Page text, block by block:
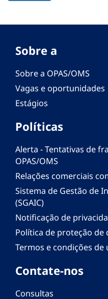
Sobre a
Sobre a OPAS/OMS
Vagas e oportunidades
Estágios
Políticas
Alerta - Tentativas de
OPAS/OMS
Relações comerciais
Sistema de Gestão de
(SGAIC)
Notificação de
Política de proteção de
Termos e condições de
Contate-nos
Consultas